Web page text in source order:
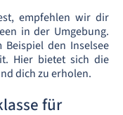
empfehlen wir dir
in der Umgebung.
den Inselsee
Hier bietet sich die
dich zu erholen.
für